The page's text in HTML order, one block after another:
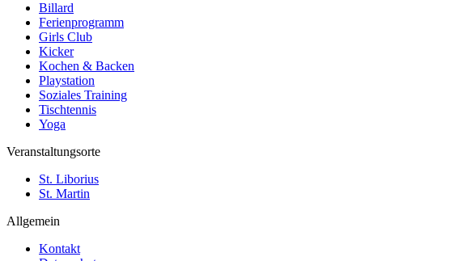
Billard
Ferienprogramm
Girls Club
Kicker
Kochen & Backen
Playstation
Soziales Training
Tischtennis
Yoga
Veranstaltungsorte
St. Liborius
St. Martin
Allgemein
Kontakt